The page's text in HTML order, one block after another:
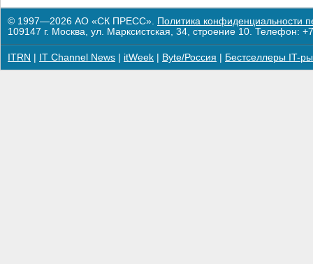
© 1997—2026 АО «СК ПРЕСС». Политика конфиденциальности
109147 г. Москва, ул. Марксистская, 34, строение 10. Телефон:
ITRN IT Channel News itWeek Byte/Россия Бестселлеры IT-